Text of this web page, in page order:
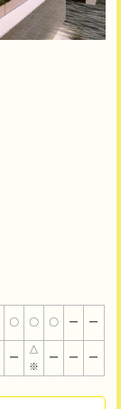
〇 〇 〇 ー ー
ー
△
※
ー ー ー